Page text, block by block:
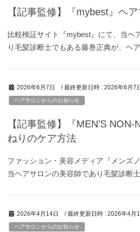
【記事監修】『mybest』ヘ
比較検証サイト『mybest』にて、当ヘ
り毛髪診断士でもある藤巻正典が、ヘ
2026年6月7日 / 最終更新日時 : 2026年6月7
ヘアサロンからのお知らせ
【記事監修】『MEN’S NON-
ねりのケア方法
ファッション・美容メディア『メンズ
当ヘアサロンの美容師であり毛髪診断
2026年4月14日 / 最終更新日時 : 2026年4月
ヘアサロンからのお知らせ